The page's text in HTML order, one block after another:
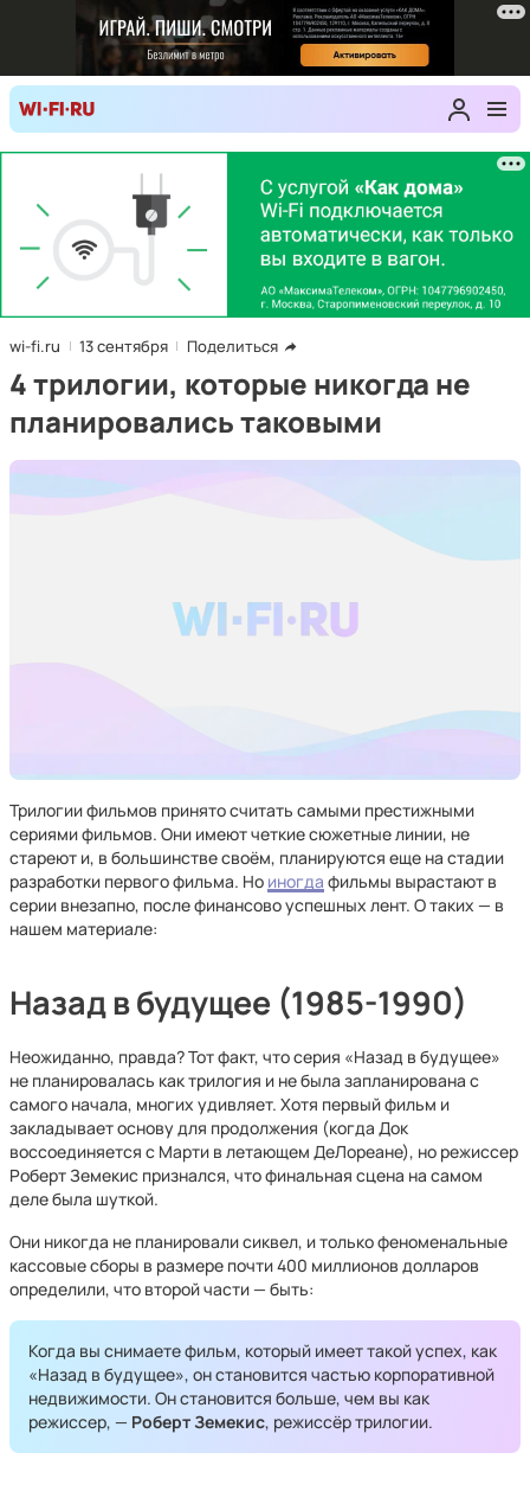
wi-fi.ru 13 сентября Поделиться
4 трилогии, которые никогда не
планировались таковыми
Трилогии фильмов принято считать самыми престижными
сериями фильмов. Они имеют четкие сюжетные линии, не
стареют и, в большинстве своём, планируются еще на стадии
разработки первого фильма. Но иногда фильмы вырастают в
серии внезапно, после финансово успешных лент. О таких — в
нашем материале:
Назад в будущее (1985-1990)
Неожиданно, правда? Тот факт, что серия «Назад в будущее»
не планировалась как трилогия и не была запланирована с
самого начала, многих удивляет. Хотя первый фильм и
закладывает основу для продолжения (когда Док
воссоединяется с Марти в летающем ДеЛореане), но режиссер
Роберт Земекис признался, что финальная сцена на самом
деле была шуткой.
Они никогда не планировали сиквел, и только феноменальные
кассовые сборы в размере почти 400 миллионов долларов
определили, что второй части — быть:
Когда вы снимаете фильм, который имеет такой успех, как
«Назад в будущее», он становится частью корпоративной
недвижимости. Он становится больше, чем вы как
режиссер, — Роберт Земекис, режиссёр трилогии.